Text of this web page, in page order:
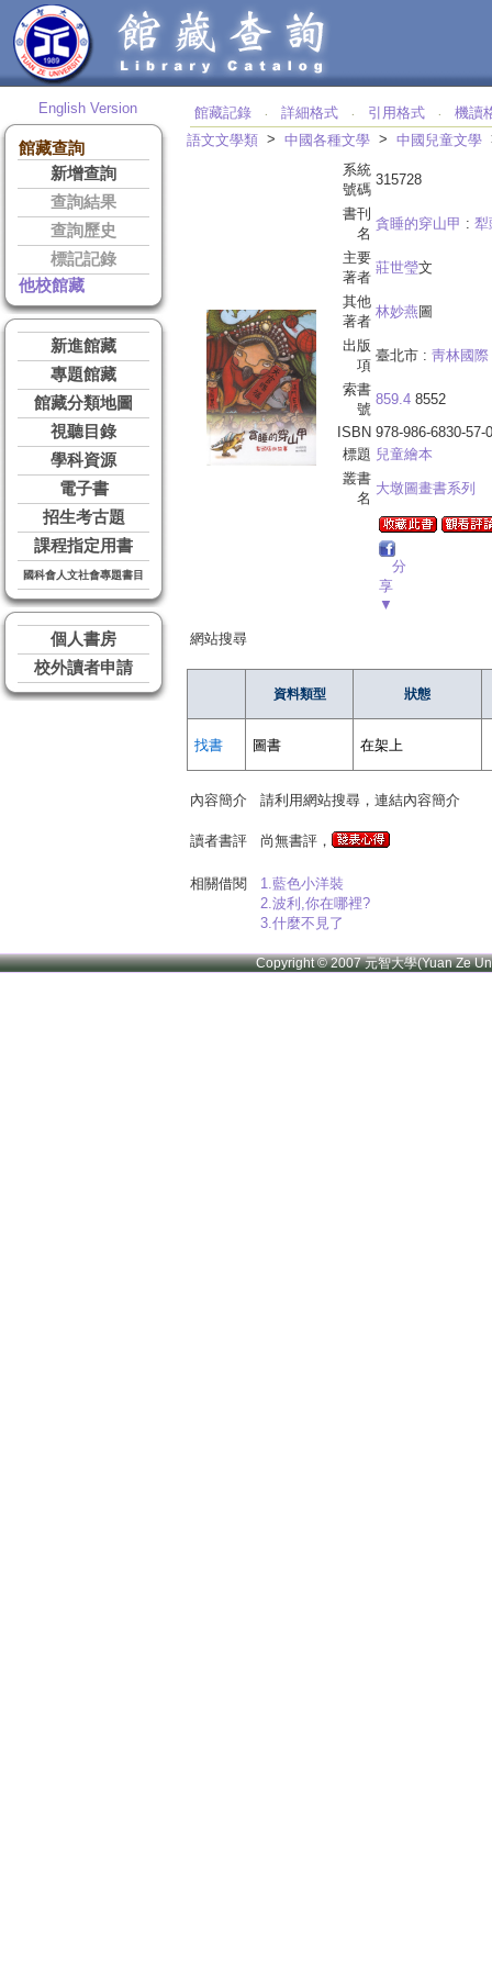
English Version
館藏查詢
新增查詢
查詢結果
查詢歷史
標記記錄
他校館藏
新進館藏
專題館藏
館藏分類地圖
視聽目錄
學科資源
電子書
招生考古題
課程指定用書
國科會人文社會專題書目
個人書房
校外讀者申請
館藏記錄 ‧ 詳細格式 ‧ 引用格式 ‧
機讀
語文文學類 > 中國各種文學 > 中國兒童文學
系統
號碼
315728
書刊
名
貪睡的穿山甲 : 犁
主要
著者
莊世瑩文
其他
著者
林妙燕 圖
出版
項
臺北市 : 靑林國際
索書
號
859.4 8552
ISBN 978-986-6830-57-0
標題 兒童繪本
叢書
名
大墩圖畫書系列
分
享
▼
網站搜尋
資料類型 狀態
找書 圖書 在架上
內容簡介 請利用網站搜尋，連結內容簡介
讀者書評 尚無書評，
相關借閱
1.藍色小洋裝
2.波利,你在哪裡?
3.什麼不見了
Copyright © 2007 元智大學(Yuan Ze